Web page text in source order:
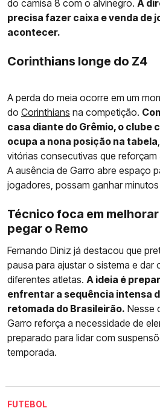
do camisa 8 com o alvinegro. A
precisa fazer caixa e venda de
acontecer.
Corinthians longe do Z4
A perda do meia ocorre em um
do Corinthians na competição.
casa diante do Grêmio, o clube
ocupa a nona posição na tabela
vitórias consecutivas que
A ausência de Garro abre espaço
jogadores, possam ganhar
Técnico foca em
pegar o Remo
Fernando Diniz já destacou que
pausa para ajustar o sistema e dar
diferentes atletas. A ideia é
enfrentar a sequência intensa
retomada do Brasileirão. Nesse
Garro reforça a necessidade de
preparado para lidar com
temporada.
FUTEBOL